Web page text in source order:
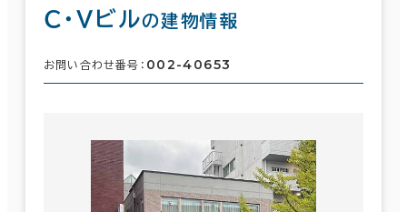
Ｃ・Ｖビルの建物情報
お問い合わせ番号： 002-40653